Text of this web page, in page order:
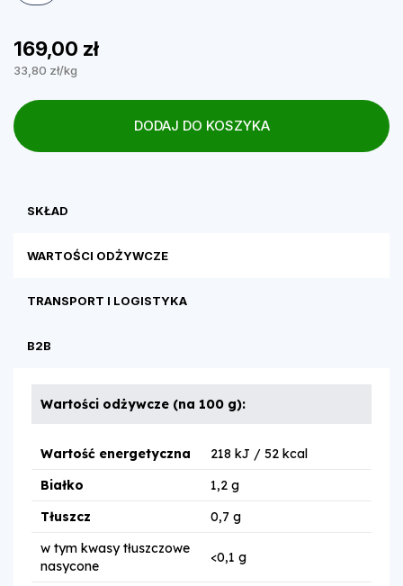
169,00 zł
33,80 zł/kg
DODAJ DO KOSZYKA
SKŁAD
WARTOŚCI ODŻYWCZE
TRANSPORT I LOGISTYKA
B2B
Wartości odżywcze (na 100 g):
Wartość energetyczna
218 kJ / 52 kcal
Białko
1,2 g
Tłuszcz
0,7 g
w tym kwasy tłuszczowe
nasycone
<0,1 g